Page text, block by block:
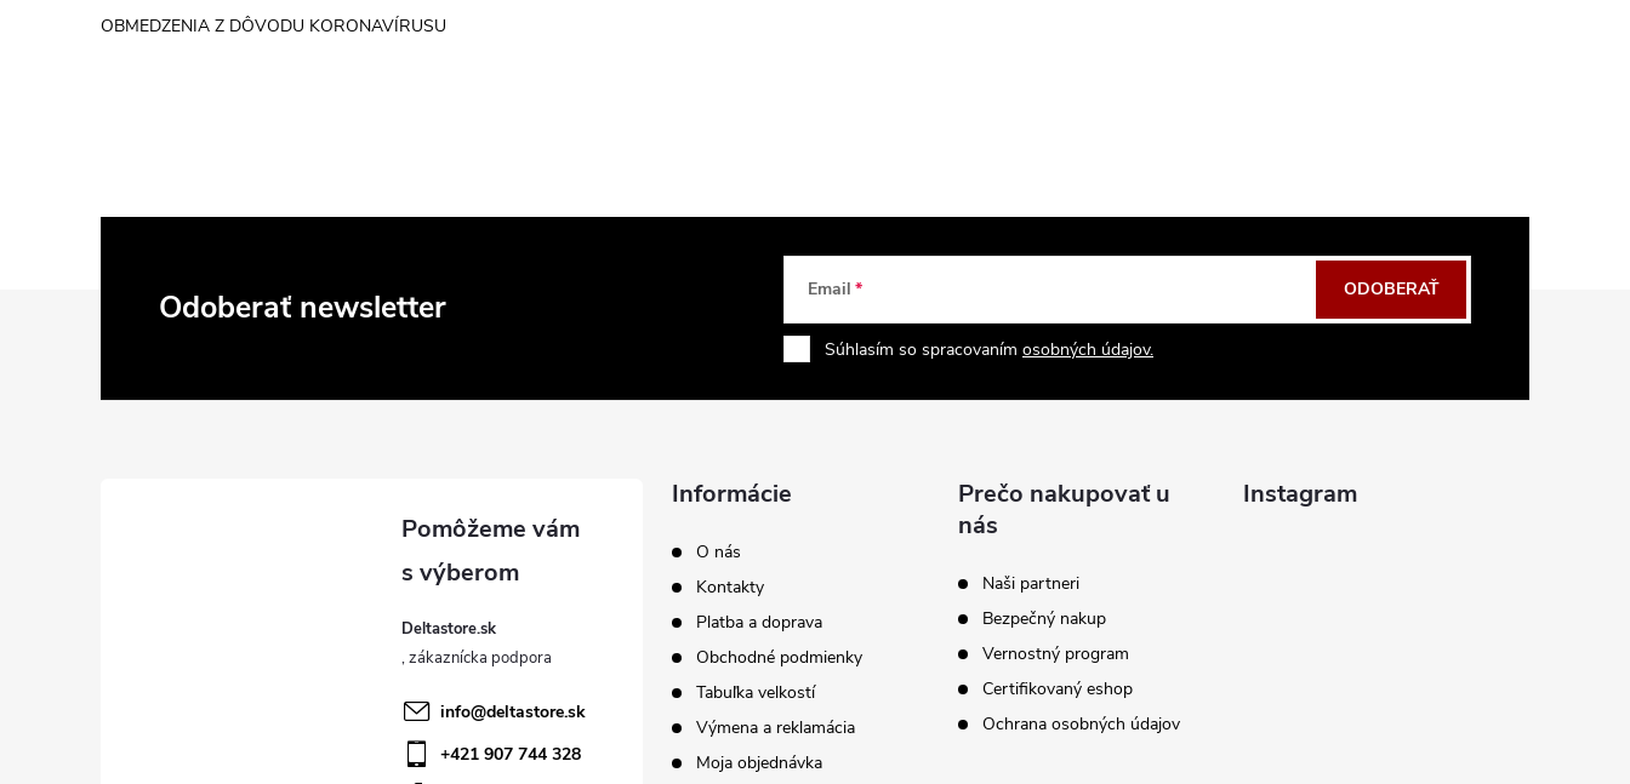
OBMEDZENIA Z DÔVODU KORONAVÍRUSU
Odoberať newsletter Email
Súhlasím so spracovaním osobných údajov.
ODOBERAŤ
Deltastore.sk
info@deltastore.sk
+421 907 744 328
Informácie
O nás
Kontakty
Platba a doprava
Obchodné podmienky
Tabuľka velkostí
Výmena a reklamácia
Moja objednávka
Prečo nakupovať u
nás
Naši partneri
Bezpečný nakup
Vernostný program
Certifikovaný eshop
Ochrana osobných údajov
Instagram